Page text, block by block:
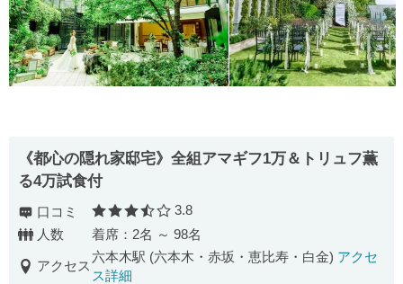
《都心の隠れ家邸宅》全組アマギフ1万＆トリュフ薫
る4万試食付
口コミ 口コミ評価
3.8
人数
着席：2名 ～ 98名
アクセス
六本木駅 (六本木・赤坂・恵比寿・白金) アクセ
ス詳細